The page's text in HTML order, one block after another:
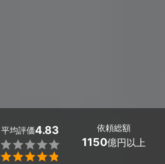
平均評価4.83


依頼総額
1150億円以上